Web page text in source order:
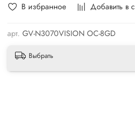
В избранное Добавить в
арт. GV-N3070VISION OC-8GD
Выбрать